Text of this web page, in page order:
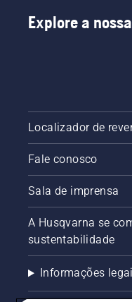
Explore a
Localizador de
Fale conosco
Sala de imprensa
A Husqvarna se
sustentabilidade
Informações